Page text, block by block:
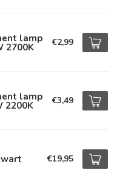
lamp
2700K €2,99
lamp
2200K €3,49
€19,95